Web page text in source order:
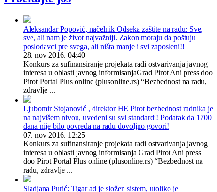
Pročitajte još
Aleksandar Popović, načelnik Odseka zaštite na radu: Sve,
sve, ali nam je život najvažniji. Zakon moraju da poštuju
poslodavci pre svega, ali ništa manje i svi zaposleni!!
28. nov 2016. 04:40
Konkurs za sufinansiranje projekata radi ostvarivanja javnog
interesa u oblasti javnog informisanjaGrad Pirot Ani press doo
Pirot Portal Plus online (plusonline.rs) “Bezbednost na radu,
zdravlje ...
Ljubomir Stojanović , direktor HE Pirot bezbednost radnika je
na najvišem nivou, uvedeni su svi standardi! Podatak da 1700
dana nije bilo povreda na radu dovoljno govori!
07. nov 2016. 12:25
Konkurs za sufinansiranje projekata radi ostvarivanja javnog
interesa u oblasti javnog informisanja Grad Pirot Ani press
doo Pirot Portal Plus online (plusonline.rs) “Bezbednost na
radu, zdravlje ...